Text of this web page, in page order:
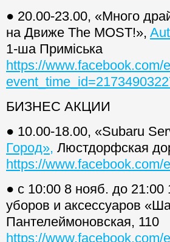
● 20.00-23.00, «Много
на Движе The MOST!»,
1-ша Приміська
https://
БИЗНЕС АКЦИИ
● 10.00-18.00, «Subaru
Город», Люстдорфская
https://
● с 10:00 8 нояб. до
уборов и аксессуаров
Пантелеймоновская, 110
https://